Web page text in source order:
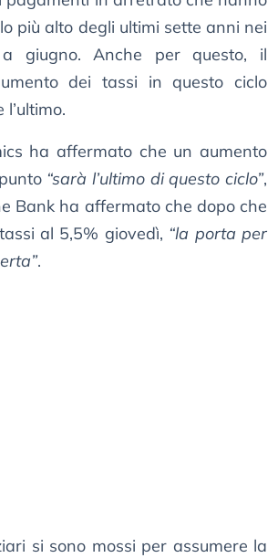
più alto degli ultimi sette anni nei
giugno. Anche per questo, il
dei tassi in questo ciclo
ha affermato che un aumento
“sarà l’ultimo di questo ciclo”,
Bank ha affermato che dopo che
al 5,5% giovedì, “la porta per
.
si sono mossi per assumere la